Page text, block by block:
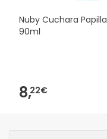
Nuby Cuchara Papilla
90ml
8,22€